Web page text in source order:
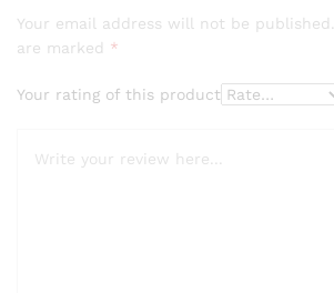
Your email address will not be published.
are marked *
Your rating of this product